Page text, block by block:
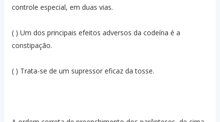
controle especial, em duas vias.
( ) Um dos principais efeitos adversos da codeína é a
constipação.
( ) Trata-se de um supressor eficaz da tosse.